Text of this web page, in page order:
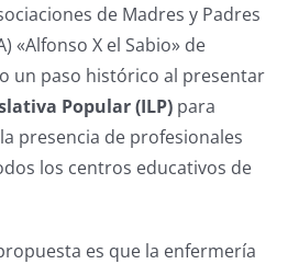
de Madres y Padres
«Alfonso X el Sabio» de
un paso histórico al presentar
Popular (ILP)para
presencia de profesionales
los centros educativos de
es que la enfermería